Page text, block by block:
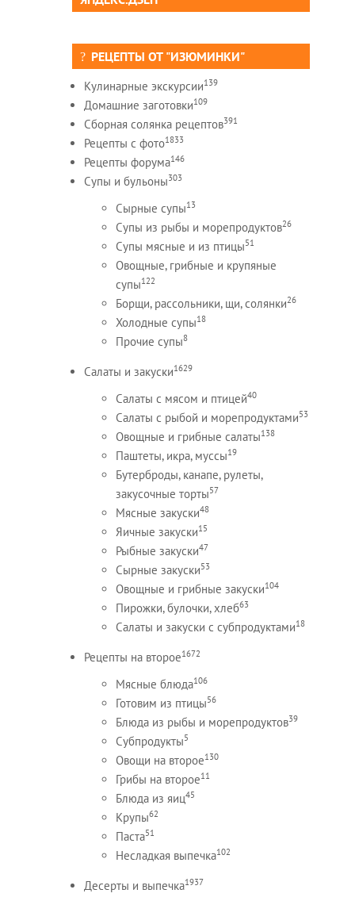
РЕЦЕПТЫ ОТ "ИЗЮМИНКИ"
Кулинарные экскурсии139
Домашние заготовки109
Сборная солянка рецептов391
Рецепты c фото1833
Рецепты форума146
Супы и бульоны303
Сырные супы13
Супы из рыбы и морепродуктов26
Супы мясные и из птицы51
Овощные, грибные и крупяные
супы122
Борщи, рассольники, щи, солянки26
Холодные супы18
Прочие супы8
Салаты и закуски1629
Салаты с мясом и птицей40
Салаты с рыбой и морепродуктами53
Овощные и грибные салаты138
Паштеты, икра, муссы19
Бутерброды, канапе, рулеты,
закусочные торты57
Мясные закуски48
Яичные закуски15
Рыбные закуски47
Сырные закуски53
Овощные и грибные закуски104
Пирожки, булочки, хлеб63
Салаты и закуски с субпродуктами18
Рецепты на второе1672
Мясные блюда106
Готовим из птицы56
Блюда из рыбы и морепродуктов39
Субпродукты5
Овощи на второе130
Грибы на второе11
Блюда из яиц45
Крупы62
Паста51
Несладкая выпечка102
Десерты и выпечка1937